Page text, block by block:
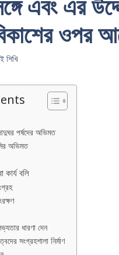
ওপর
শিখি
পর্ষদের অভিমত
অভিমত
কার্য বলি
ধারণা দেন
সংগ্রহশালা নির্মাণ